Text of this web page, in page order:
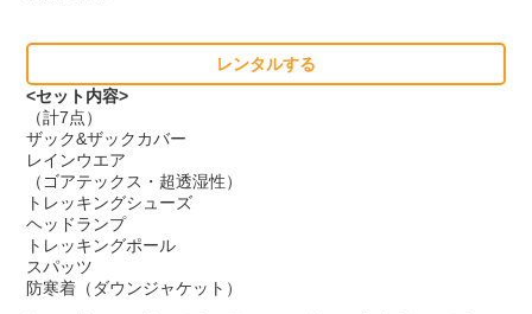
レンタルする
<セット内容>
（計7点）
ザック&ザックカバー
レインウエア
（ゴアテックス・超透湿性）
トレッキングシューズ
ヘッドランプ
トレッキングポール
スパッツ
防寒着（ダウンジャケット）